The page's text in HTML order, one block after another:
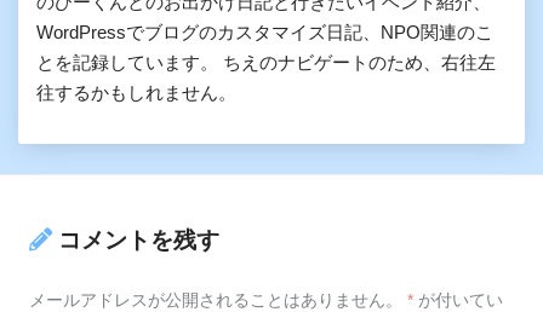
WordPressでブログのカスタマイズ日記、NPO関連のこ
とを記録しています。 ちえのナビゲートのため、右往左
往するかもしれません。
コメントを残す
メールアドレスが公開されることはありません。 * が付いてい